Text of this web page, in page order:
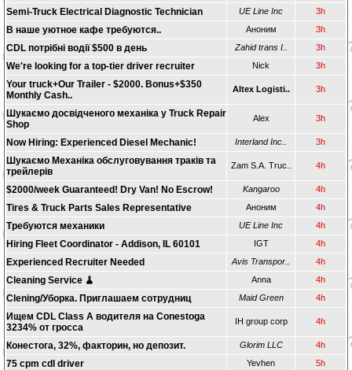
Semi-Truck Electrical Diagnostic Technician UE Line Inc 3h
В наше уютное кафе требуются.. Аноним 3h
CDL потрібні водії $500 в день Zahid trans I.. 3h
We're looking for a top-tier driver recruiter Nick 3h
Your truck+Our Trailer - $2000. Bonus+$350
Monthly Cash..
Altex Logisti.. 3h
Шукаємо досвідченого механіка у Truck Repair
Shop
Alex 3h
Now Hiring: Experienced Diesel Mechanic! Interland Inc.. 3h
Шукаємо Механіка обслуговування траків та
трейлерів
Zam S.A. Truc.. 4h
$2000/week Guaranteed! Dry Van! No Escrow! Kangaroo 4h
Tires & Truck Parts Sales Representative Аноним 4h
Требуются механики UE Line Inc 4h
Hiring Fleet Coordinator - Addison, IL 60101 IGT 4h
Experienced Recruiter Needed Avis Transpor.. 4h
Cleaning Service 🧹 Anna 4h
Clening/Уборка. Приглашаем сотрудниц Maid Green 4h
Ищем CDL Class A водителя на Conestoga
3234% от гросса
IH group corp 4h
Конестога, 32%, факторин, но депозит. Glorim LLC 4h
75 cpm cdl driver Yevhen 5h